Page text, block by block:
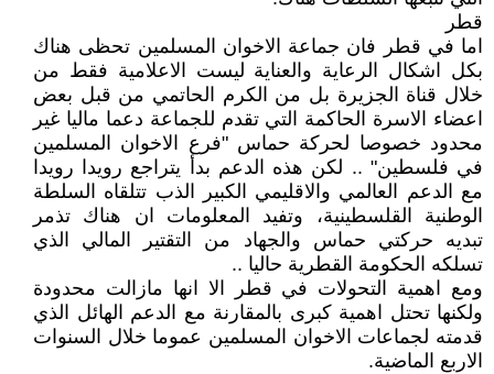
قطر
اما في قطر فان جماعة الاخوان المسلمين تحظى هناك
بكل اشكال الرعاية والعناية ليست الاعلامية فقط من
خلال قناة الجزيرة بل من الكرم الحاتمي من قبل بعض
اعضاء الاسرة الحاكمة التي تقدم للجماعة دعما ماليا غير
محدود خصوصا لحركة حماس "فرع الاخوان المسلمين
في فلسطين" .. لكن هذه الدعم بدأ يتراجع رويدا رويدا
مع الدعم العالمي والاقليمي الكبير الذب تتلقاه السلطة
الوطنية القلسطينية، وتفيد المعلومات ان هناك تذمر
تبديه حركتي حماس والجهاد من التقتير المالي الذي
تسلكه الحكومة القطرية حاليا ..
ومع اهمية التحولات في قطر الا انها مازالت محدودة
ولكنها تحتل اهمية كبرى بالمقارنة مع الدعم الهائل الذي
قدمته لجماعات الاخوان المسلمين عموما خلال السنوات
الاربع الماضية.